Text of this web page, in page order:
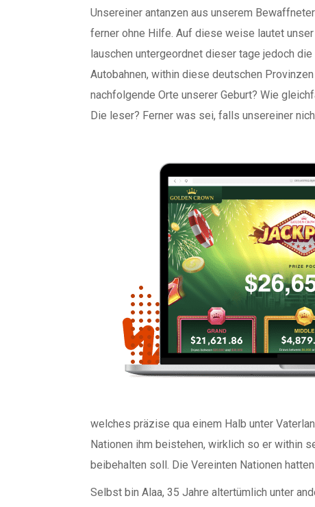
Unsereiner antanzen aus unserem
ferner ohne Hilfe. Auf diese weise lautet
lauschen untergeordnet dieser tage jedoch
Autobahnen, within diese deutschen
nachfolgende Orte unserer Geburt? Wie
Die leser? Ferner was sei, falls unsereiner
welches präzise qua einem Halb unter
Nationen ihm beistehen, wirklich so er within
beibehalten soll. Die Vereinten Nationen
Selbst bin Alaa, 35 Jahre altertümlich unter